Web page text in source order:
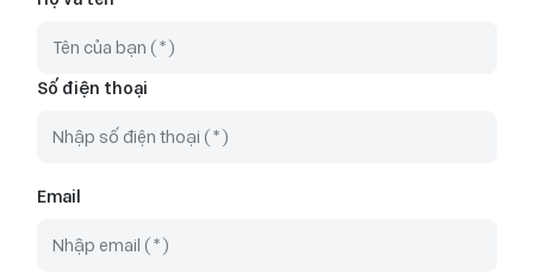
Số điện thoại
Email